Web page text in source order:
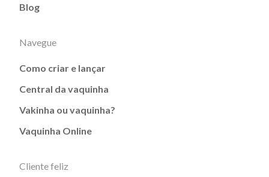
Blog
Navegue
Como criar e lançar
Central da vaquinha
Vakinha ou vaquinha?
Vaquinha Online
Cliente feliz